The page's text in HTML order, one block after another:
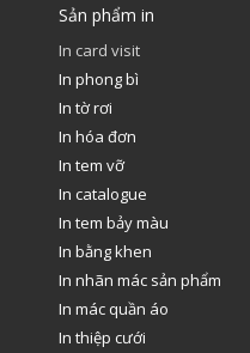
Sản phẩm in
In card visit
In phong bì
In tờ rơi
In hóa đơn
In tem vỡ
In catalogue
In tem bảy màu
In bằng khen
In nhãn mác sản phẩm
In mác quần áo
In thiệp cưới